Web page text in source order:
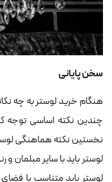
سخن پایانی
هنگام خرید لوستر به چه
چندین نکته اساسی توجه
نخستین نکته هماهنگی
لوستر باید با سایر مبلمان
لوستر باید متناسب با فضای